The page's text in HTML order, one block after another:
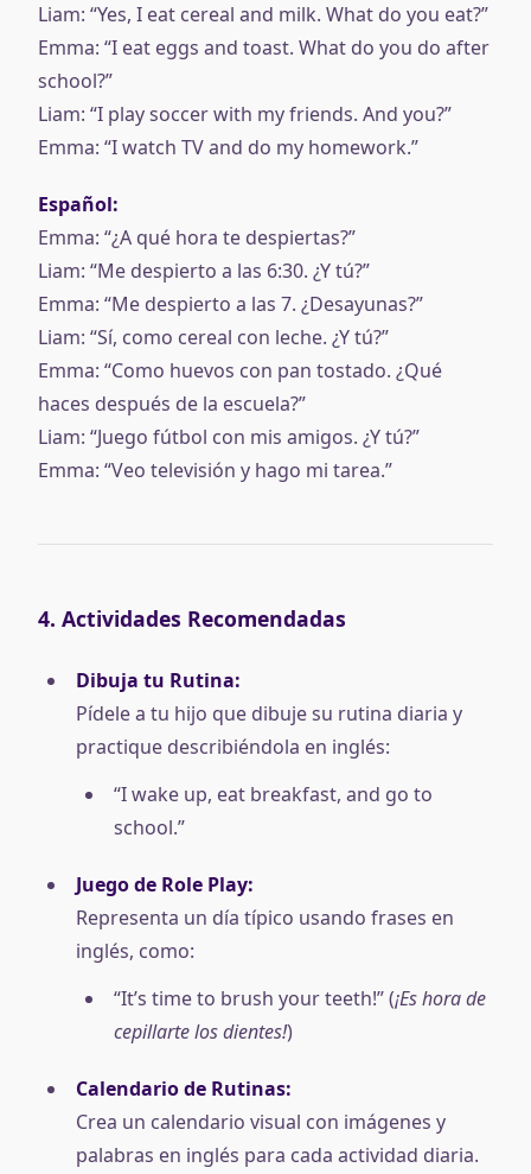
Liam: “Yes, I eat cereal and milk. What do you eat?”
Emma: “I eat eggs and toast. What do you do after
school?”
Liam: “I play soccer with my friends. And you?”
Emma: “I watch TV and do my homework.”
Español:
Emma: “¿A qué hora te despiertas?”
Liam: “Me despierto a las 6:30. ¿Y tú?”
Emma: “Me despierto a las 7. ¿Desayunas?”
Liam: “Sí, como cereal con leche. ¿Y tú?”
Emma: “Como huevos con pan tostado. ¿Qué
haces después de la escuela?”
Liam: “Juego fútbol con mis amigos. ¿Y tú?”
Emma: “Veo televisión y hago mi tarea.”
4. Actividades Recomendadas
Dibuja tu Rutina:
Pídele a tu hijo que dibuje su rutina diaria y
practique describiéndola en inglés:
“I wake up, eat breakfast, and go to
school.”
Juego de Role Play:
Representa un día típico usando frases en
inglés, como:
“It’s time to brush your teeth!” (¡Es hora de
cepillarte los dientes!)
Calendario de Rutinas:
Crea un calendario visual con imágenes y
palabras en inglés para cada actividad diaria.